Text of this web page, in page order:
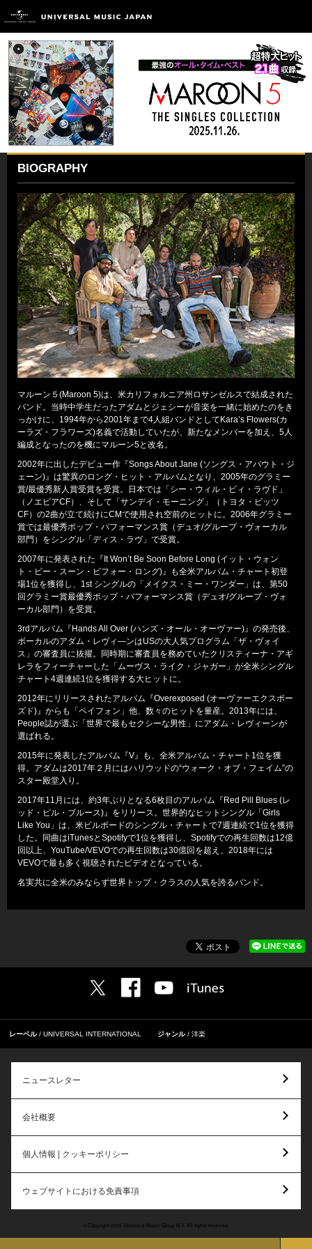
BIOGRAPHY
マルーン５(Maroon 5)は、米カリフォルニア州ロサンゼルスで結成された
バンド。当時中学生だったアダムとジェシーが音楽を一緒に始めたのをき
っかけに、1994年から2001年まで4人組バンドとしてKara’s Flowers(カ
ーラズ・フラワーズ)名義で活動していたが、新たなメンバーを加え、5人
編成となったのを機にマルーン5と改名。
2002年に出したデビュー作『Songs About Jane (ソングス・アバウト・ジ
ェーン)』は驚異のロング・ヒット・アルバムとなり、2005年のグラミー
賞/最優秀新人賞受賞を受賞。日本では「シー・ウィル・ビィ・ラヴド」
（ノエビアCF）、そして「サンデイ・モーニング」（トヨタ・ビッツ
CF）の2曲が立て続けにCMで使用され空前のヒットに。2006年グラミー
賞では最優秀ポップ・パフォーマンス賞（デュオ/グループ・ヴォーカル
部門）をシングル「ディス・ラヴ」で受賞。
2007年に発表された『It Won’t Be Soon Before Long (イット・ウォン
ト・ビー・スーン・ビフォー・ロング)』も全米アルバム・チャート初登
場1位を獲得し、1st シングルの「メイクス・ミー・ワンダー」は、第50
回グラミー賞最優秀ポップ・パフォーマンス賞（デュオ/グループ・ヴォ
ーカル部門）を受賞。
3rdアルバム『Hands All Over (ハンズ・オール・オーヴァー)』の発売後、
ボーカルのアダム・レヴィ―ンはUSの大人気プログラム「ザ・ヴォイ
ス」の審査員に抜擢。同時期に審査員を務めていたクリスティーナ・アギ
レラをフィーチャーした「ムーヴス・ライク・ジャガー」が全米シングル
チャート4週連続1位を獲得する大ヒットに。
2012年にリリースされたアルバム『Overexposed (オーヴァーエクスポー
ズド)』からも「ペイフォン」他、数々のヒットを量産。2013年には、
People誌が選ぶ「世界で最もセクシーな男性」にアダム・レヴィーンが
選ばれる。
2015年に発表したアルバム『V』も、全米アルバム・チャート1位を獲
得。アダムは2017年２月にはハリウッドの“ウォーク・オブ・フェイム”の
スター殿堂入り。
2017年11月には、約3年ぶりとなる6枚目のアルバム『Red Pill Blues (レ
ッド・ピル・ブルース)』をリリース。世界的なヒットシングル「Girls
Like You」は、米ビルボードのシングル・チャートで7週連続で1位を獲得
した。同曲はiTunesとSpotifyで1位を獲得し、Spotifyでの再生回数は12億
回以上、YouTube/VEVOでの再生回数は30億回を超え、2018年には
VEVOで最も多く視聴されたビデオとなっている。
名実共に全米のみならず世界トップ・クラスの人気を誇るバンド。
レーベル UNIVERSAL INTERNATIONAL ジャンル 洋楽
ニュースレター
会社概要
個人情報 | クッキーポリシー
ウェブサイトにおける免責事項
© Copyright 2026 Universal Music Group N.V. All rights reserved.